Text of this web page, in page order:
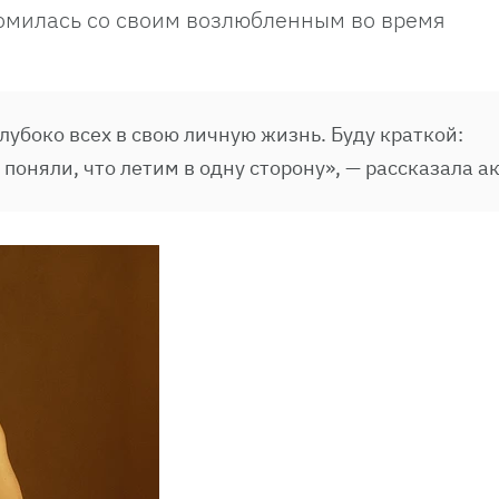
со своим возлюбленным во время
всех в свою личную жизнь. Буду краткой:
что летим в одну сторону», — рассказала